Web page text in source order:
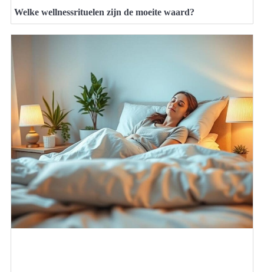
Welke wellnessrituelen zijn de moeite waard?